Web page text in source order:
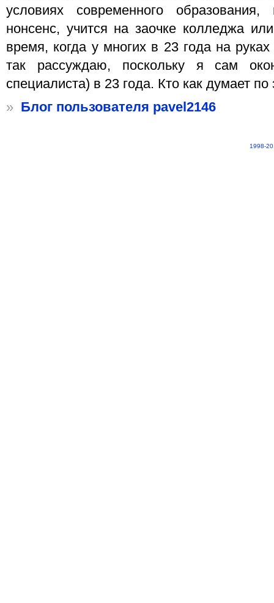
условиях современного
нонсенс, учится на заочке колледжа
время, когда у многих в 23 года на
так рассуждаю, поскольку я сам
специалиста) в 23 года. Кто как думает
» Блог пользователя pavel2146
1998-